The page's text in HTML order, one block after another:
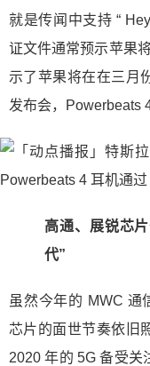
就是传闻中支持 “
证文件通常预示苹果
示了苹果将在在三月
发布会，Powerbeats
高通、展锐芯
代”
虽然今年的 MWC 通
芯片的面世节奏依旧
2020 年的 5G 备受